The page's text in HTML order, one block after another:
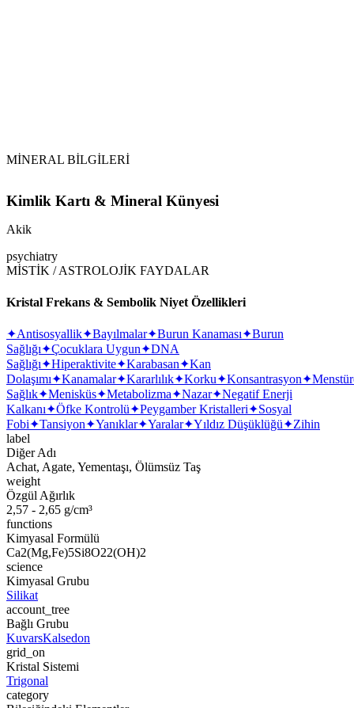
MİNERAL BİLGİLERİ
Kimlik Kartı & Mineral Künyesi
Akik
psychiatry
MİSTİK / ASTROLOJİK FAYDALAR
Kristal Frekans & Sembolik Niyet Özellikleri
✦Antisosyallik✦Bayılmalar✦Burun Kanaması✦Burun
Sağlığı✦Çocuklara Uygun✦DNA
Sağlığı✦Hiperaktivite✦Karabasan✦Kan
Dolaşımı✦Kanamalar✦Kararlılık✦Korku✦Konsantrasyon✦
Sağlık✦Menisküs✦Metabolizma✦Nazar✦Negatif Enerji
Kalkanı✦Öfke Kontrolü✦Peygamber Kristalleri✦Sosyal
Fobi✦Tansiyon✦Yanıklar✦Yaralar✦Yıldız Düşüklüğü✦Zihin
label
Diğer Adı
Achat, Agate, Yementaşı, Ölümsüz Taş
weight
Özgül Ağırlık
2,57 - 2,65 g/cm³
functions
Kimyasal Formülü
Ca2(Mg,Fe)5Si8O22(OH)2
science
Kimyasal Grubu
Silikat
account_tree
Bağlı Grubu
KuvarsKalsedon
grid_on
Kristal Sistemi
Trigonal
category